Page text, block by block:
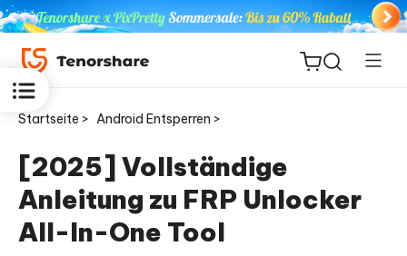
ReiBoot
for iOS
Startseite > Android Entsperren >
[2025] Vollständige
Anleitung zu FRP Unlocker
All-In-One Tool